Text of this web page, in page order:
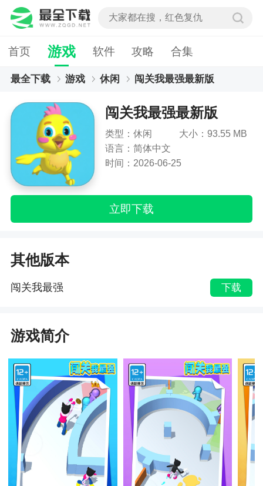
首页 游戏 软件 攻略 合集
最全下载 游戏 休闲 闯关我最强最新版
闯关我最强最新版
类型：休闲
大小：93.55 MB
语言：简体中文
时间：2026-06-25
立即下载
其他版本
闯关我最强 下载
游戏简介